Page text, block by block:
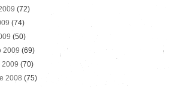
(72)
(74)
(50)
2009 (69)
2009 (70)
2008 (75)